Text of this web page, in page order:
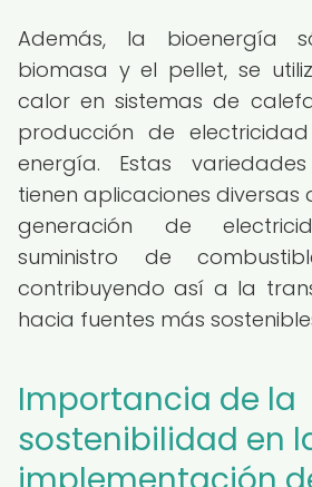
Además, la bioenergía
biomasa y el pellet, se
calor en sistemas de
producción de
energía. Estas
tienen aplicaciones diversas
generación de
suministro de
contribuyendo así a la
hacia fuentes más
Importancia de la
sostenibilidad en